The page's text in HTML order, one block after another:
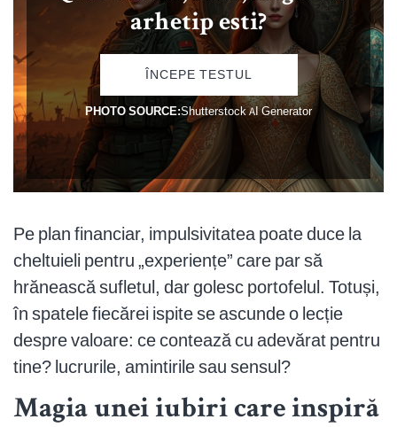
Pe plan financiar, impulsivitatea poate duce la
cheltuieli pentru „experiențe” care par să
hrănească sufletul, dar golesc portofelul. Totuși,
în spatele fiecărei ispite se ascunde o lecție
despre valoare: ce contează cu adevărat pentru
tine? lucrurile, amintirile sau sensul?
Magia unei iubiri care inspiră